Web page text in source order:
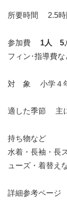
所要時間 2.5
参加費 1人
フィン･指導費な
対 象 小学４
適した季節 主
持ち物など
水着・長袖・長
ューズ・着替
詳細参考ページ